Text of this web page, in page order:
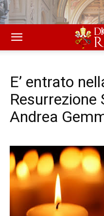
E’ entrato
Resurrezione
Andrea